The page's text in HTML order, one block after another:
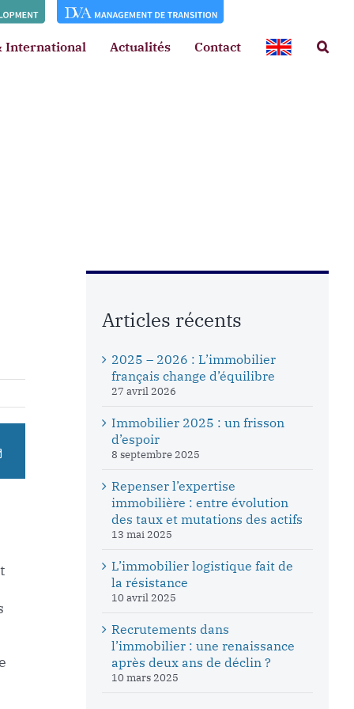
International Actualités Contact
Articles récents
2025 – 2026 : L’immobilier
français change d’équilibre
27 avril 2026
Immobilier 2025 : un frisson
d’espoir
8 septembre 2025
Repenser l’expertise
immobilière : entre évolution
des taux et mutations des actifs
13 mai 2025
L’immobilier logistique fait de
la résistance
10 avril 2025
Recrutements dans
l’immobilier : une renaissance
après deux ans de déclin ?
10 mars 2025